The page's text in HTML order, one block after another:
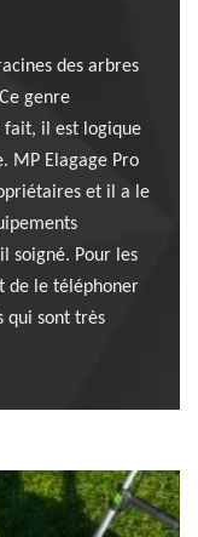
des arbres
genre
fait, il est logique
MP Elagage Pro
et il a le
soigné. Pour les
de le téléphoner
qui sont très